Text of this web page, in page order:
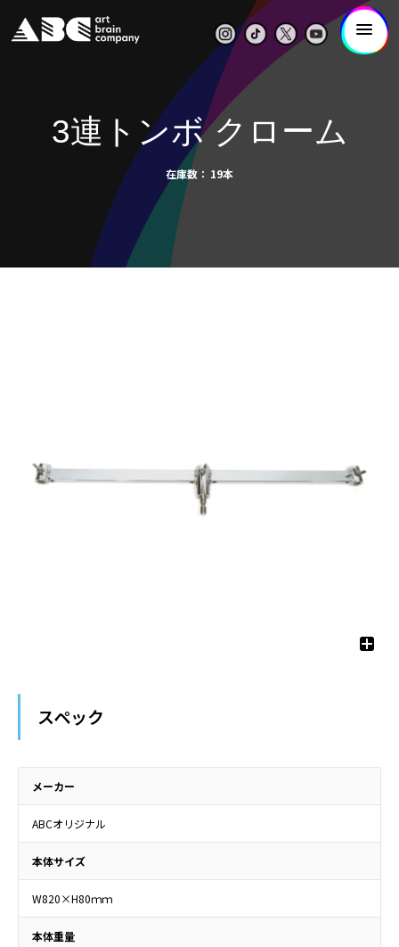
3連トンボ クローム
在庫数 19本
スペック
メーカー
ABCオリジナル
本体サイズ
W820×H80ｍｍ
本体重量